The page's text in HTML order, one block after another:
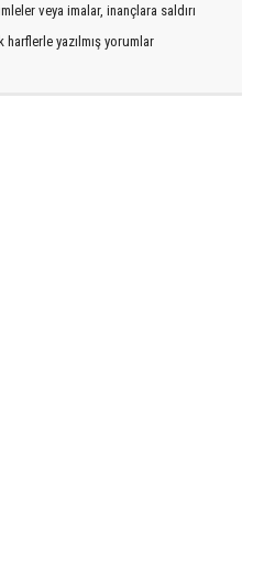
veya imalar, inançlara saldırı
yazılmış yorumlar